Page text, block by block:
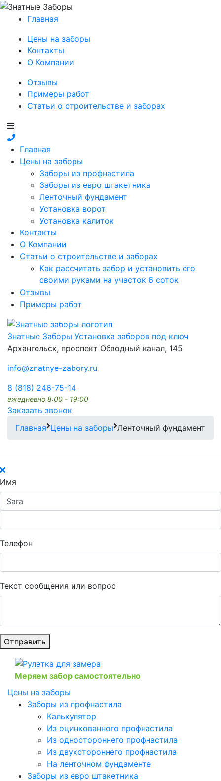
Главная
Цены на заборы
Контакты
О Компании
Отзывы
Примеры работ
Статьи о строительстве и заборах
Главная
Цены на заборы
Заборы из профнастила
Заборы из евро штакетника
Ленточный фундамент
Установка ворот
Установка калиток
Контакты
О Компании
Статьи о строительстве и заборах
Как рассчитать забор и установить его
своими руками на участок 6 соток
Отзывы
Примеры работ
Знатные Заборы Установка заборов под ключ
Архангельск, проспект Обводный канал, 145
info@znatnye-zabory.ru
8 (818) 246-75-14
ежедневно 8:00 - 19:00
Заказать звонок
Главная Цены на заборы Ленточный фундамент
Имя
Телефон
Текст сообщения или вопрос
Отправить
Меряем забор самостоятельно
Цены на заборы
Заборы из профнастила
Калькулятор
Из оцинкованного профнастила
Из одностороннего профнастила
Из двухстороннего профнастила
На ленточном фундаменте
Заборы из евро штакетника